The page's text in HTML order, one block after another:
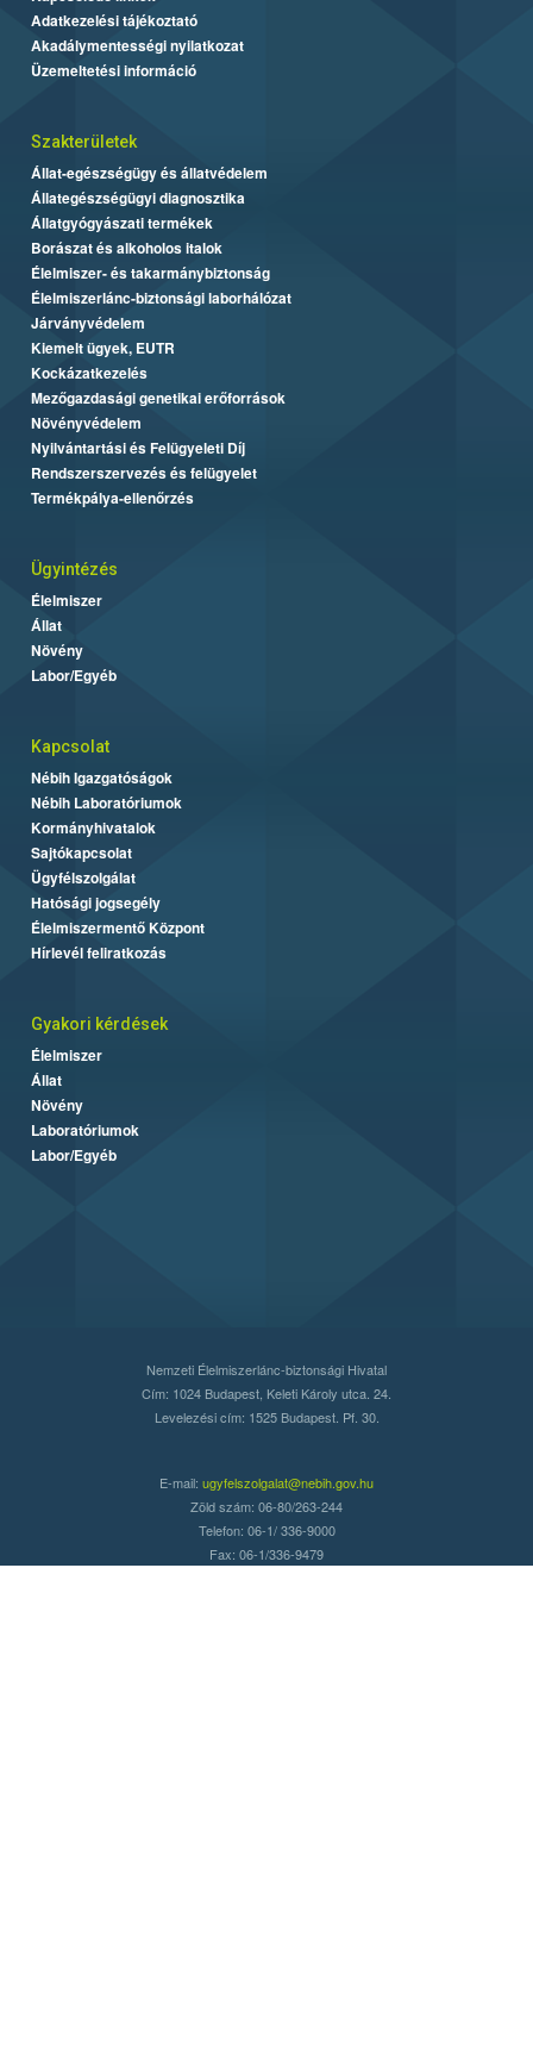
Adatkezelési tájékoztató
Akadálymentességi nyilatkozat
Üzemeltetési információ
Szakterületek
Állat-egészségügy és állatvédelem
Állategészségügyi diagnosztika
Állatgyógyászati termékek
Borászat és alkoholos italok
Élelmiszer- és takarmánybiztonság
Élelmiszerlánc-biztonsági laborhálózat
Járványvédelem
Kiemelt ügyek, EUTR
Kockázatkezelés
Mezőgazdasági genetikai erőforrások
Növényvédelem
Nyilvántartási és Felügyeleti Díj
Rendszerszervezés és felügyelet
Termékpálya-ellenőrzés
Ügyintézés
Élelmiszer
Állat
Növény
Labor/Egyéb
Kapcsolat
Nébih Igazgatóságok
Nébih Laboratóriumok
Kormányhivatalok
Sajtókapcsolat
Ügyfélszolgálat
Hatósági jogsegély
Élelmiszermentő Központ
Hírlevél feliratkozás
Gyakori kérdések
Élelmiszer
Állat
Növény
Laboratóriumok
Labor/Egyéb
Nemzeti Élelmiszerlánc-biztonsági Hivatal
Cím: 1024 Budapest, Keleti Károly utca. 24.
Levelezési cím: 1525 Budapest. Pf. 30.
E-mail: ugyfelszolgalat@nebih.gov.hu
Zöld szám: 06-80/263-244
Telefon: 06-1/ 336-9000
Fax: 06-1/336-9479